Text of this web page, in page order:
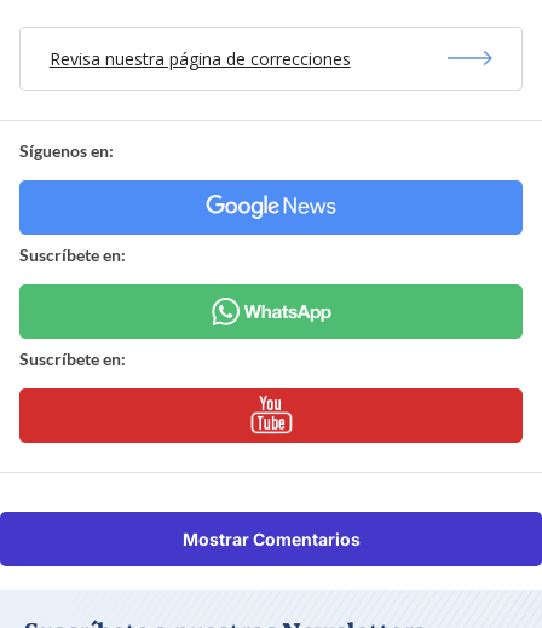
Revisa nuestra página de correcciones
Síguenos en:
Suscríbete en:
Suscríbete en:
Mostrar Comentarios